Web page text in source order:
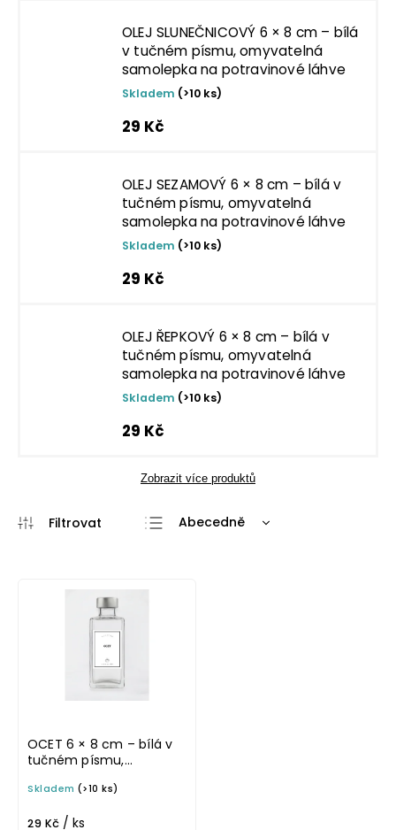
OLEJ SLUNEČNICOVÝ 6 × 8 cm – bílá
v tučném písmu, omyvatelná
samolepka na potravinové láhve
Skladem (>10 ks)
29 Kč
OLEJ SEZAMOVÝ 6 × 8 cm – bílá v
tučném písmu, omyvatelná
samolepka na potravinové láhve
Skladem (>10 ks)
29 Kč
OLEJ ŘEPKOVÝ 6 × 8 cm – bílá v
tučném písmu, omyvatelná
samolepka na potravinové láhve
Skladem (>10 ks)
29 Kč
Zobrazit více produktů
Abecedně
OCET 6 × 8 cm – bílá v
tučném písmu,
na potravinové láhve
Skladem (>10 ks)
29 Kč / ks